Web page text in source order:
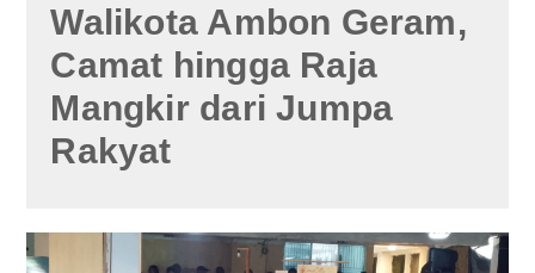
Walikota Ambon Geram,
Camat hingga Raja
Mangkir dari Jumpa
Rakyat